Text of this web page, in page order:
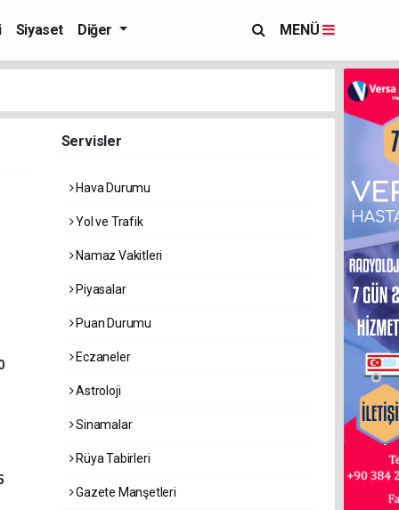
Siyaset Diğer MENÜ
Servisler
Hava Durumu
Yol ve Trafik
Namaz Vakitleri
Piyasalar
Puan Durumu
Eczaneler
Astroloji
Sinamalar
Rüya Tabirleri
Gazete Manşetleri